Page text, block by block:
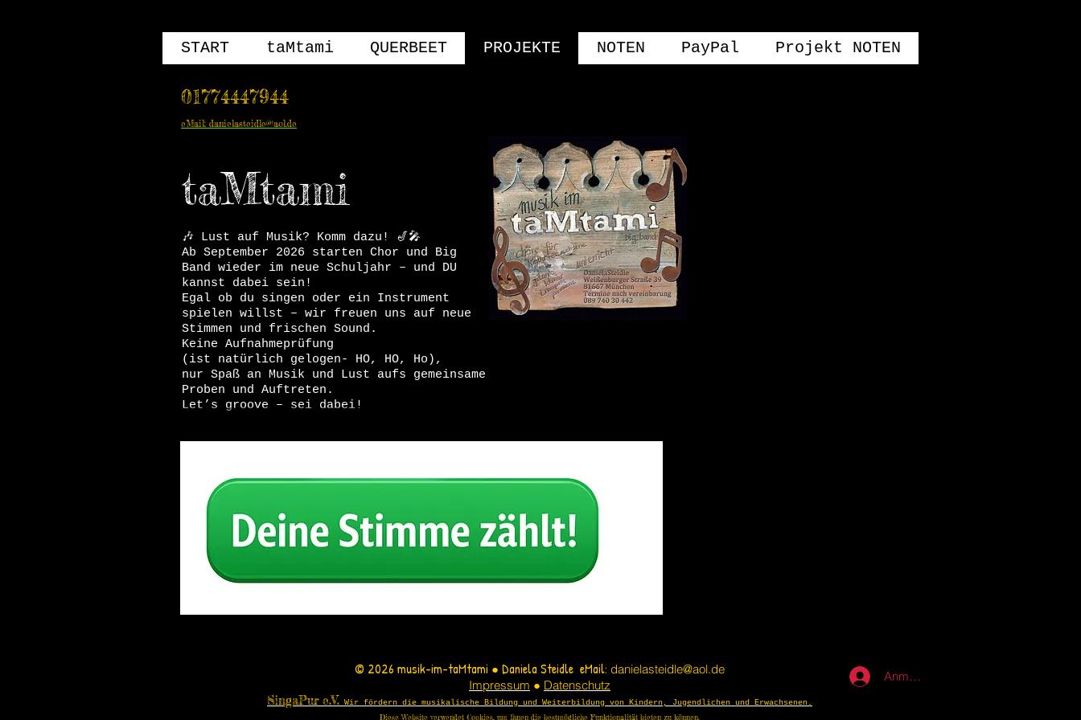
START taMtami QUERBEET PROJEKTE NOTEN PayPal Projekt NOTEN
01774447944
eMail: danielasteidle@aol.de
taMtami
🎶 Lust auf Musik? Komm dazu! 🎷🎤
Ab September 2026 starten Chor und Big
Band wieder im neue Schuljahr – und DU
kannst dabei sein!
Egal ob du singen oder ein Instrument
spielen willst – wir freuen uns auf neue
Stimmen und frischen Sound.
Keine Aufnahmeprüfung
(ist natürlich gelogen- HO, HO, Ho),
nur Spaß an Musik und Lust aufs gemeinsame
Proben und Auftreten.
Let’s groove – sei dabei!
Anmelden
© 2026 musik-im-taMtami ● Daniela Steidle eMail: danielasteidle@aol.de
Impressum ● Datenschutz
SingaPur e.V. Wir fördern die musikalische Bildung und Weiterbildung von Kindern, Jugendlichen und Erwachsenen.
Diese Website verwendet Cookies, um Ihnen die bestmögliche Funktionalität bieten zu können.